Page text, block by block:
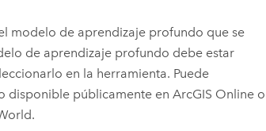
modelo de aprendizaje profundo que se
de aprendizaje profundo debe estar
en la herramienta. Puede
disponible públicamente en ArcGIS Onlineo
.